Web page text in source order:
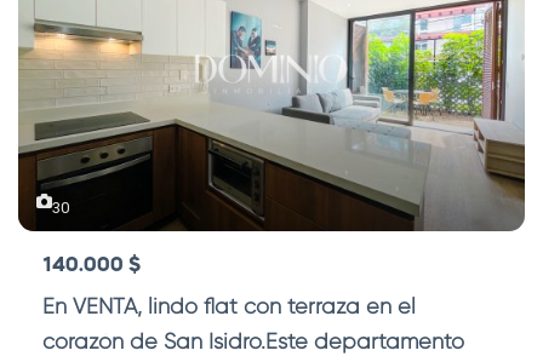
30
140.000 $
En VENTA, lindo flat con terraza en el
corazón de San Isidro.Este departamento